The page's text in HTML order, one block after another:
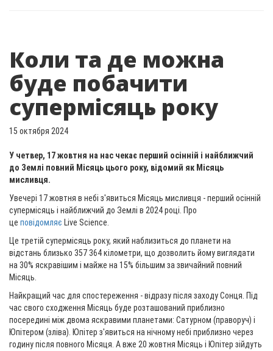
Коли та де можна
буде побачити
супермісяць року
15 октября 2024
У четвер, 17 жовтня на нас чекає перший осінній і найближчий
до Землі повний Місяць цього року, відомий як Місяць
мисливця.
Увечері 17 жовтня в небі з'явиться Місяць мисливця - перший осінній
супермісяць і найближчий до Землі в 2024 році. Про
це повідомляє Live Science.
Це третій супермісяць року, який наблизиться до планети на
відстань близько 357 364 кілометри, що дозволить йому виглядати
на 30% яскравішим і майже на 15% більшим за звичайний повний
Місяць.
Найкращий час для спостереження - відразу після заходу Сонця. Під
час свого сходження Місяць буде розташований приблизно
посередині між двома яскравими планетами: Сатурном (праворуч) і
Юпітером (зліва). Юпітер з'явиться на нічному небі приблизно через
годину після повного Місяця. А вже 20 жовтня Місяць і Юпітер зійдуть